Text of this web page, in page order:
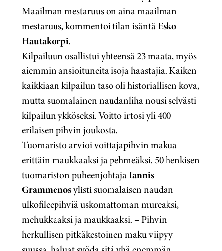
Maailman mestaruus on aina maailman
mestaruus, kommentoi tilan isäntäEsko
Hautakorpi.
Kilpailuun osallistui yhteensä 23 maata, myös
aiemmin ansioituneita isoja haastajia. Kaiken
kaikkiaan kilpailun taso oli historiallisen kova,
mutta suomalainen naudanliha nousi selvästi
kilpailun ykköseksi. Voitto irtosi yli 400
erilaisen pihvin joukosta.
Tuomaristo arvioi voittajapihvin makua
erittäin maukkaaksi ja pehmeäksi. 50 henkisen
tuomariston puheenjohtajaIannis
Grammenosylisti suomalaisen naudan
ulkofileepihviä uskomattoman mureaksi,
mehukkaaksi ja maukkaaksi. – Pihvin
herkullisen pitkäkestoinen maku viipyy